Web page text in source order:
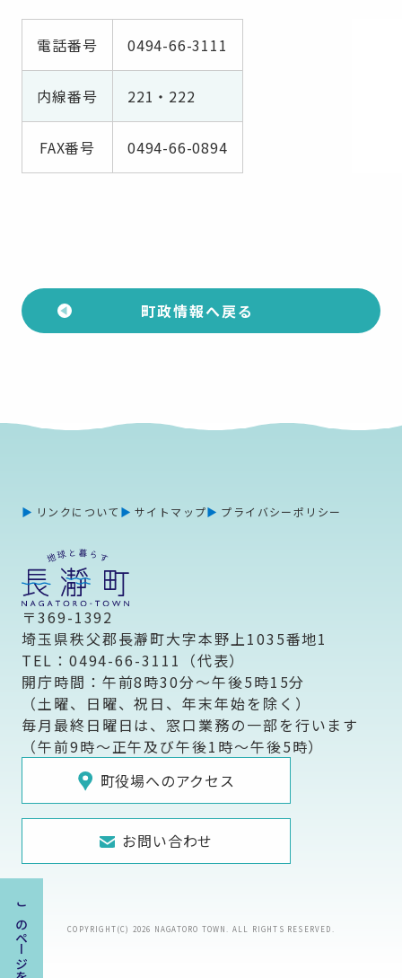
電話番号 0494-66-3111
内線番号 221・222
FAX番号 0494-66-0894
町政情報へ戻る
リンクについて サイトマップ プライバシーポリシー
〒369-1392
埼玉県秩父郡長瀞町大字本野上1035番地1
TEL：0494-66-3111（代表）
開庁時間：午前8時30分～午後5時15分
（土曜、日曜、祝日、年末年始を除く）
毎月最終日曜日は、窓口業務の一部を行います
（午前9時～正午及び午後1時～午後5時）
町役場へのアクセス
お問い合わせ
COPYRIGHT(C) 2026 NAGATORO TOWN. ALL RIGHTS RESERVED.